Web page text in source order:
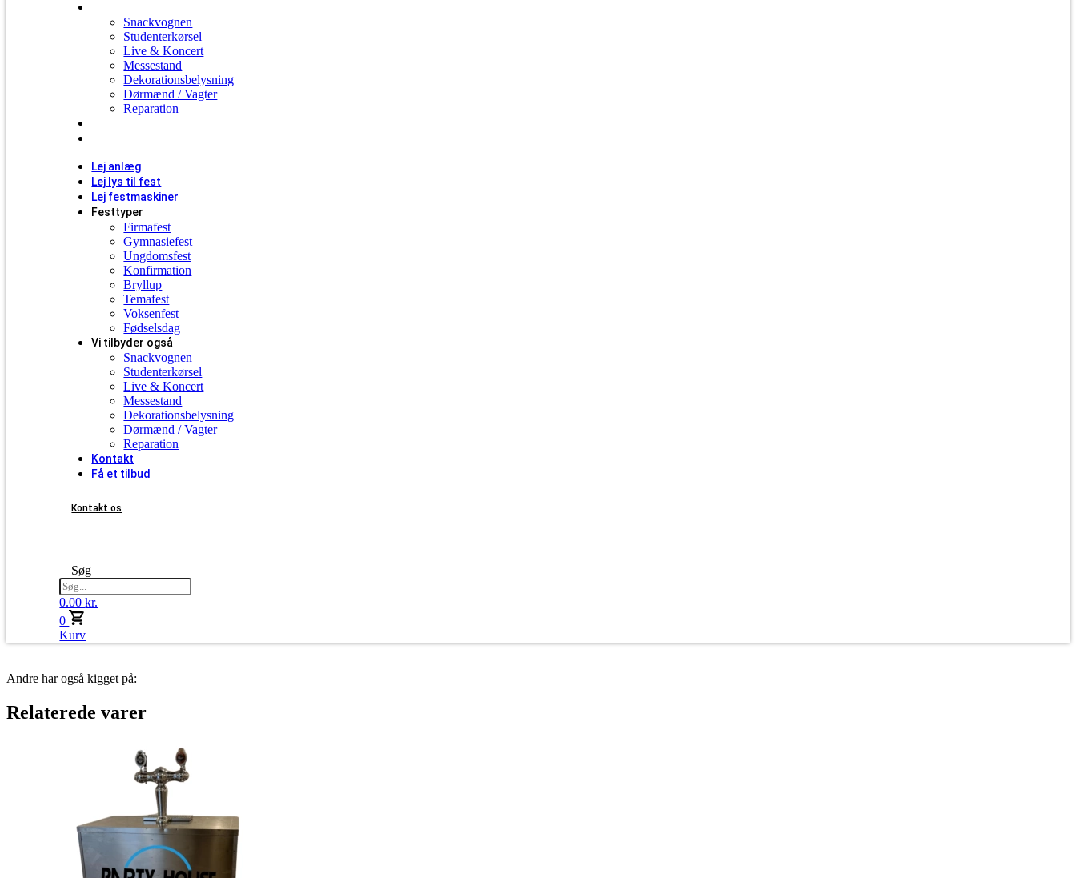
Snackvognen
Studenterkørsel
Live & Koncert
Messestand
Dekorationsbelysning
Dørmænd / Vagter
Reparation
Lej anlæg
Lej lys til fest
Lej festmaskiner
Festtyper
Firmafest
Gymnasiefest
Ungdomsfest
Konfirmation
Bryllup
Temafest
Voksenfest
Fødselsdag
Vi tilbyder også
Snackvognen
Studenterkørsel
Live & Koncert
Messestand
Dekorationsbelysning
Dørmænd / Vagter
Reparation
Kontakt
Få et tilbud
Kontakt os
Søg
0.00kr.
0
Kurv
Andre har også kigget på:
Relaterede varer